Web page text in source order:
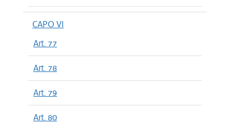
CAPO VI
Art. 77
Art. 78
Art. 79
Art. 80